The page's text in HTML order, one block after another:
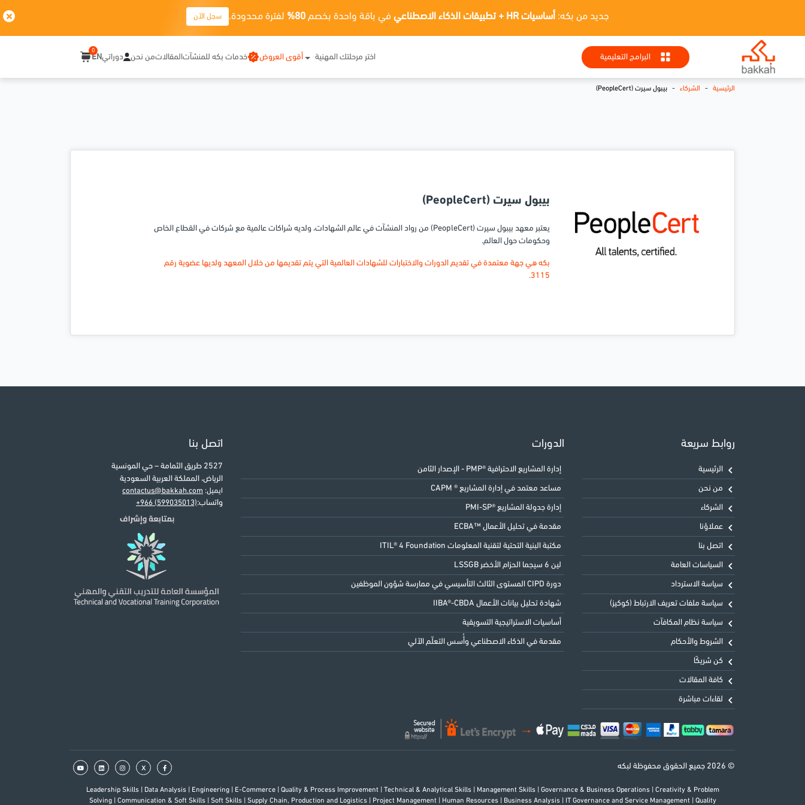
جديد من بكه: أساسيات HR + تطبيقات الذكاء الاصطناعي في باقة واحدة بخصم 80% لفترة محدودة. سجل الآن
البرامج التعليمية اختر مرحلتك المهنية أقوى العروض خدمات بكه للمنشآتالمقالاتمن نحن دوراتيEN
0
الرئيسية - الشركاء - بيبول سيرت (PeopleCert)
بيبول سيرت (PeopleCert)
يعتبر معهد بيبول سيرت (PeopleCert) من رواد المنشآت في عالم الشهادات، ولديه شراكات عالمية مع شركات في القطاع الخاص
وحكومات حول العالم.
بكه هي جهة معتمدة في تقديم الدورات والاختبارات للشهادات العالمية التي يتم تقديمها من خلال المعهد ولديها عضوية رقم
3115.
روابط سريعة
الرئيسية
من نحن
الشركاء
عملاؤنا
اتصل بنا
السياسات العامة
سياسة الاسترداد
سياسة ملفات تعريف الارتباط (كوكيز)
سياسة نظام المكافآت
الشروط والأحكام
كن شريكًا
كافة المقالات
لقاءات مباشرة
الدورات
إدارة المشاريع الاحترافية ®PMP - الإصدار الثامن
مساعد معتمد في إدارة المشاريع ® CAPM
إدارة جدولة المشاريع ®PMI-SP
مقدمة في تحليل الأعمال ™ECBA
مكتبة البنية التحتية لتقنية المعلومات ITIL® 4 Foundation
لين 6 سيجما الحزام الأخضر LSSGB
دورة CIPD المستوى الثالث التأسيسي في ممارسة شؤون الموظفين
شهادة تحليل بيانات الأعمال IIBA®-CBDA
أساسيات الاستراتيجية التسويقية
مقدمة في الذكاء الاصطناعي وأُسس التعلّم الآلي
اتصل بنا
2527 طريق الثمامة – حي المونسية
الرياض، المملكة العربية السعودية
ايميل: contactus@bakkah.com
واتساب:+966 (599035013)
© 2026 جميع الحقوق محفوظة لبكه x
Leadership Skills Data Analysis Engineering E-Commerce Quality & Process Improvement Technical & Analytical Skills Management Skills Governance & Business Operations
Creativity & Problem
Solving
Communication & Soft Skills Soft Skills Supply Chain, Production and Logistics Project Management Human Resources Business Analysis IT Governance and Service Management Quality